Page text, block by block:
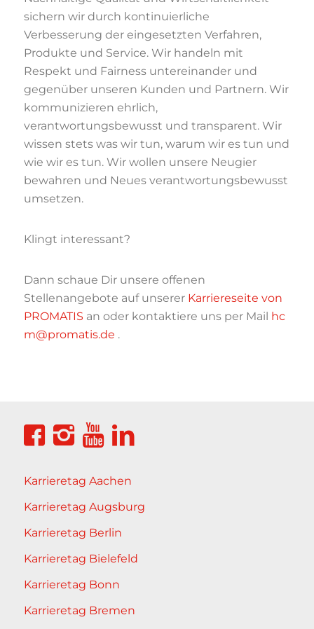
sichern wir durch kontinuierliche
Verbesserung der eingesetzten Verfahren,
Produkte und Service. Wir handeln mit
Respekt und Fairness untereinander und
gegenüber unseren Kunden und Partnern. Wir
kommunizieren ehrlich,
verantwortungsbewusst und transparent. Wir
wissen stets was wir tun, warum wir es tun und
wie wir es tun. Wir wollen unsere Neugier
bewahren und Neues verantwortungsbewusst
umsetzen.
Klingt interessant?
Dann schaue Dir unsere offenen
Stellenangebote auf unserer Karriereseite von
PROMATIS an oder kontaktiere uns per Mail hc
m@promatis.de .
Karrieretag Aachen
Karrieretag Augsburg
Karrieretag Berlin
Karrieretag Bielefeld
Karrieretag Bonn
Karrieretag Bremen